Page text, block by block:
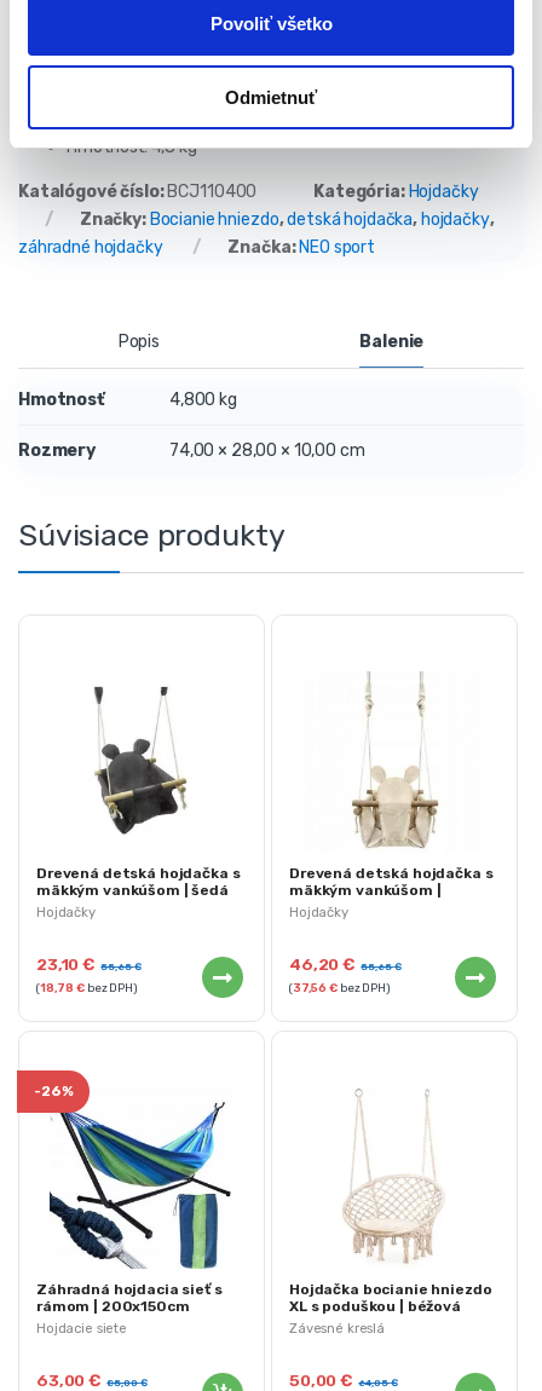
Povoliť všetko
Odmietnuť
Priemer rámu: 100 cm
Dĺžka lán: max. 160 cm
Hmotnosť: 4,8 kg
Katalógové číslo: BCJ110400 Kategória: Hojdačky
Značky: Bocianie hniezdo,detská hojdačka, hojdačky,
záhradné hojdačky
Značka: NEO sport
Popis Balenie
Hmotnosť 4,800 kg
Rozmery 74,00 × 28,00 × 10,00 cm
Súvisiace produkty
Hojdačky
Drevená detská hojdačka s
mäkkým vankúšom | šedá
23,10€ 55,65€
(18,78€bez DPH)
Hojdačky
Drevená detská hojdačka s
mäkkým vankúšom |
béžová
46,20€ 55,65€
(37,56€bez DPH)
Hojdacie siete
-26%
Záhradná hojdacia sieť s
rámom | 200x150cm
63,00€ 85,00€
Závesné kreslá
Hojdačka bocianie hniezdo
XL s poduškou | béžová
50,00€ 64,05€